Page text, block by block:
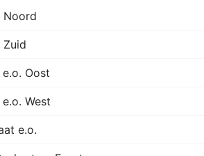
Noord
Zuid
Oost
West
e.o.